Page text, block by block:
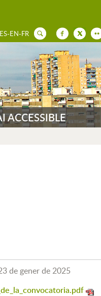
ES-EN-FR
ACCESSIBLE
de gener de 2025